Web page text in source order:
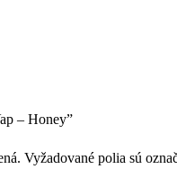
– Honey”
Vyžadované polia sú